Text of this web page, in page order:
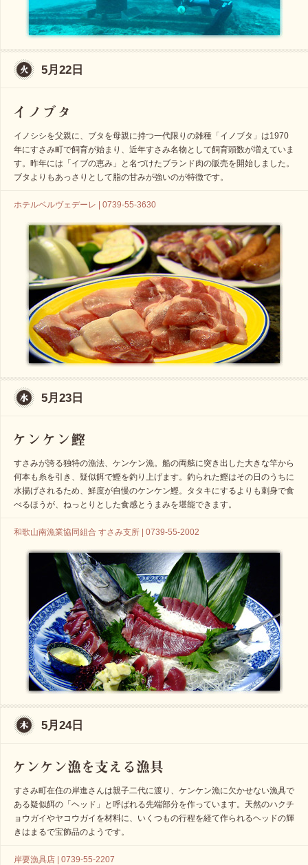
5月22日
イノシシを父親に、ブタを母親に持つ一代限りの雑種「イノブタ」は1970
年にすさみ町で飼育が始まり、近年すさみ名物として飼育頭数が増えていま
す。昨年には「イブの恵み」と名づけたブランド肉の販売を開始しました。
ブタよりもあっさりとして脂の甘みが強いのが特徴です。
ホテルベルヴェデーレ | 0739-55-3630
5月23日
すさみが誇る独特の漁法、ケンケン漁。船の両舷に突き出した大きな竿から
何本も糸を引き、疑似餌で鰹を釣り上げます。釣られた鰹はその日のうちに
水揚げされるため、鮮度が自慢のケンケン鰹。タタキにするよりも刺身で食
べるほうが、ねっとりとした食感とうまみを堪能できます。
和歌山南漁業協同組合 すさみ支所 | 0739-55-2002
5月24日
すさみ町在住の岸進さんは親子二代に渡り、ケンケン漁に欠かせない漁具で
ある疑似餌の「ヘッド」と呼ばれる先端部分を作っています。天然のハクチ
ョウガイやヤコウガイを材料に、いくつもの行程を経て作られるヘッドの輝
きはまるで宝飾品のようです。
岸要漁具店 | 0739-55-2207